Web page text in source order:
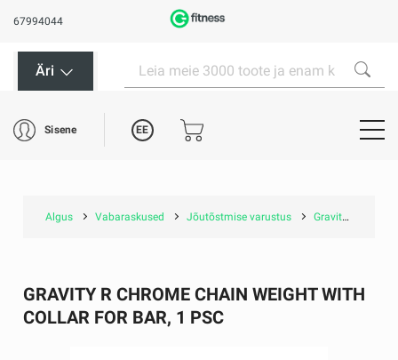
67994044
Äri
Sisene EE
Algus Vabaraskused Jõutõstmise varustus Gravity R Chrome chain weight with collar for bar, 1 psc
GRAVITY R CHROME CHAIN WEIGHT WITH
COLLAR FOR BAR, 1 PSC